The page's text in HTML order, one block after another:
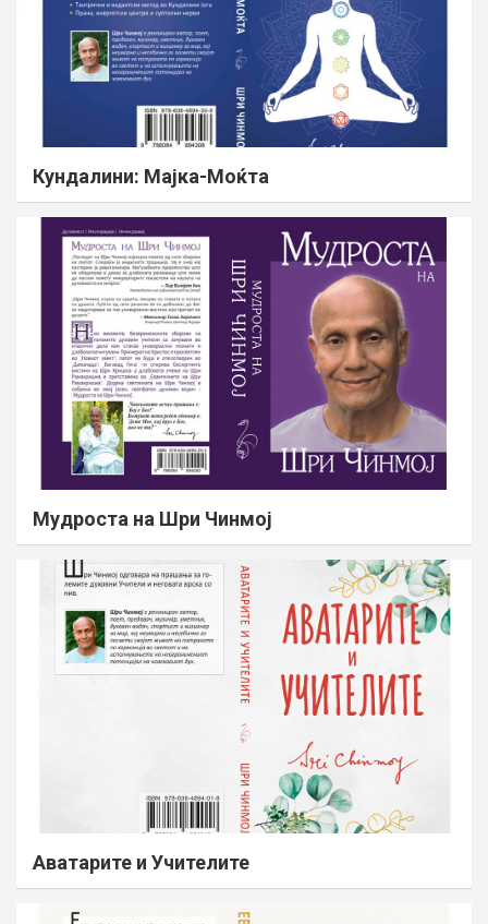
Кундалини: Мајка-Моќта
Мудроста на Шри Чинмој
Аватарите и Учителите